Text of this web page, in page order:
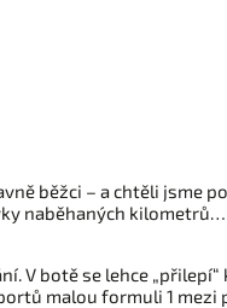
běžci – a chtěli jsme
kilometrů…
V botě se lehce
malou formuli 1